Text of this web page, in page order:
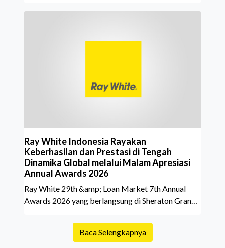
aktif merencanakan kepemilikan hunian maupun
kepemilikan hingga riwaya
Ray White Indonesia Rayakan
Keberhasilan dan Prestasi di Tengah
Dinamika Global melalui Malam Apresiasi
Annual Awards 2026
Ray White 29th &amp; Loan Market 7th Annual
Awards 2026 yang berlangsung di Sheraton Grand
menjadi momen istimewa bagi para pelaku industri
properti dan keuangan. Lebih dari 400 marketing
Baca Selengkapnya